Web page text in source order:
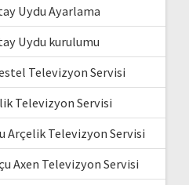
Uydu Ayarlama
Uydu kurulumu
Televizyon Servisi
Televizyon Servisi
Arçelik Televizyon Servisi
Axen Televizyon Servisi